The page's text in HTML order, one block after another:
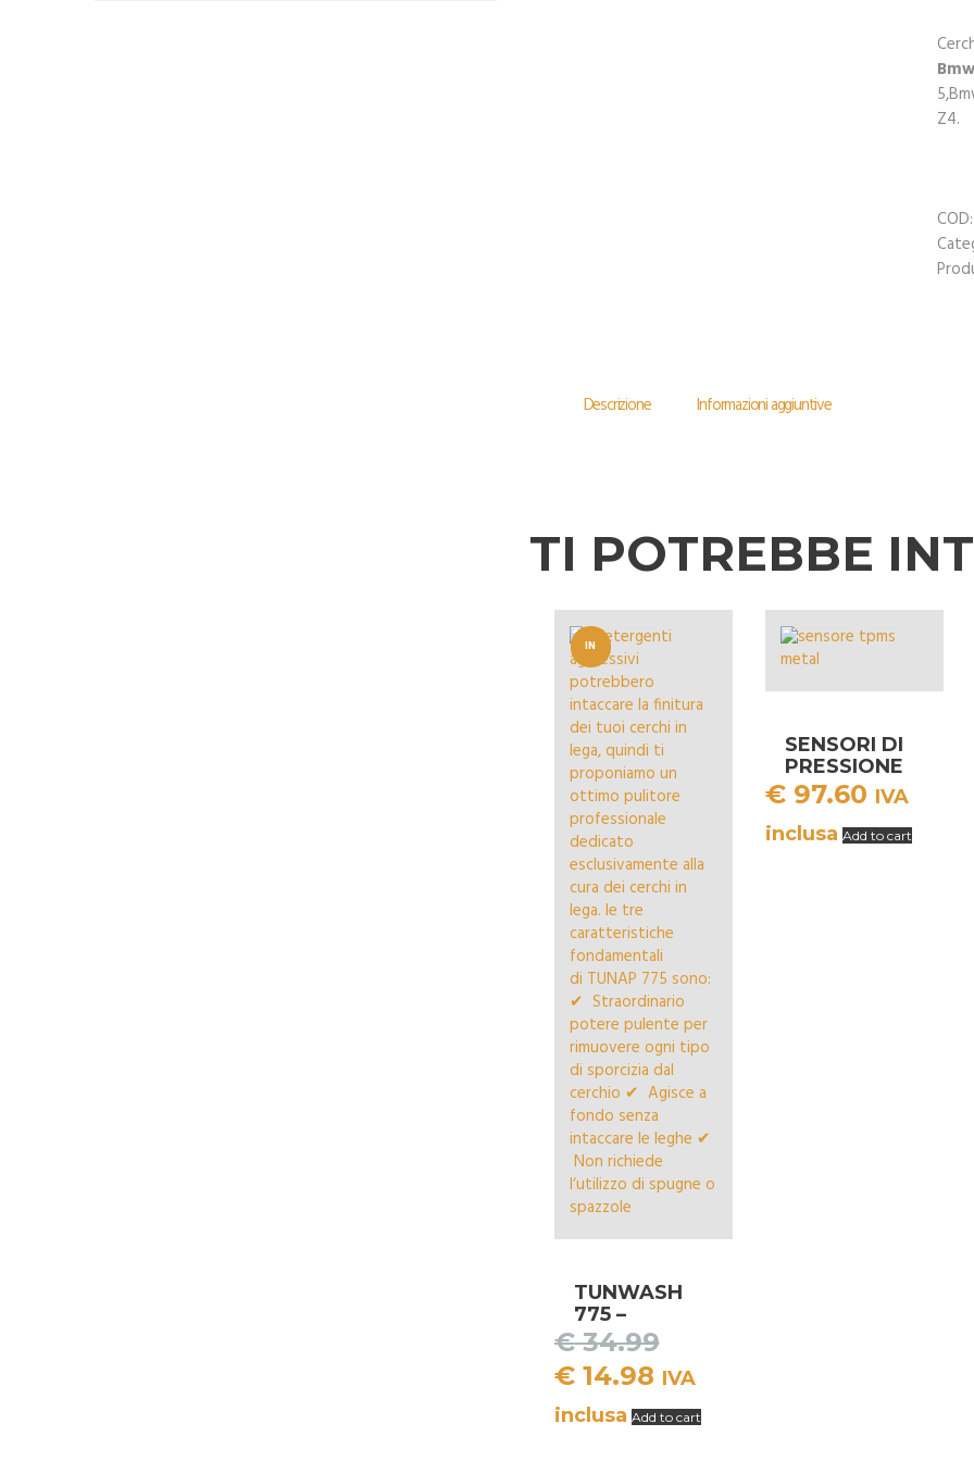
Bmw
Z4.
COD:
Descrizione Informazioni aggiuntive
TI POTREBBE
IN
OFFERT
A!
TUNWASH
775 –
PULITORE
CERCHIONI
PROFESSIOA
LE
€34.99
Il
prezzo
€14.98Il
prezzo
IVA
inclusa Add to cart
SENSORI DI
PRESSIONE
TPMS METAL
€97.60 IVA
inclusa Add to cart